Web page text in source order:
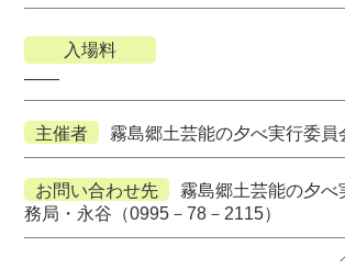
入場料
――
主催者 霧島郷土芸能の夕べ実行委員
お問い合わせ先
霧島郷土芸能の夕
務局・永谷（0995－78－2115）